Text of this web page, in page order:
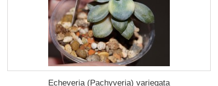
Echeveria (Pachyveria) variegata